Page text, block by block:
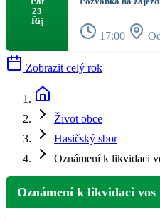
23
Říj
17:00
Zobrazit celý rok
Život obce
Hasičský sbor
Oznámení k likvidaci
Oznámení k likvidaci vos